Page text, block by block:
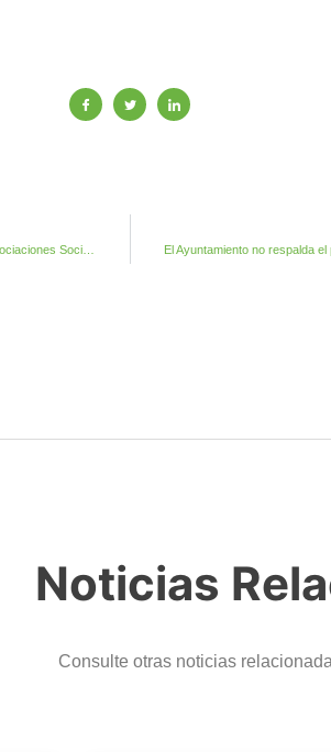
Noticias
Consulte otras noticias